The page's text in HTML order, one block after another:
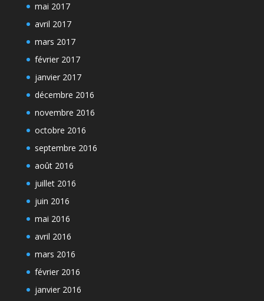
mai 2017
avril 2017
mars 2017
février 2017
janvier 2017
décembre 2016
novembre 2016
octobre 2016
septembre 2016
août 2016
juillet 2016
juin 2016
mai 2016
avril 2016
mars 2016
février 2016
janvier 2016